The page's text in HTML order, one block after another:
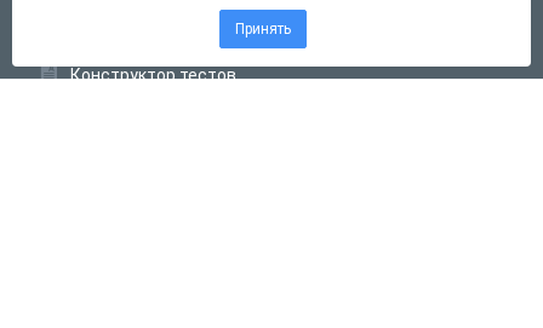
Конструктор тестов
Принять